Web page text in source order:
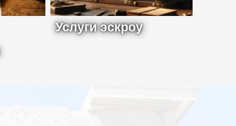
Услуги эскроу